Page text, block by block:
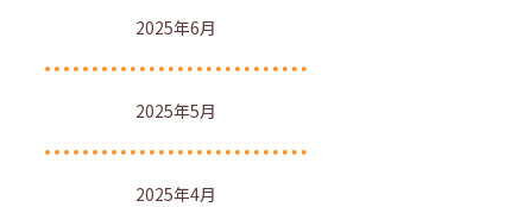
2025年6月
2025年5月
2025年4月